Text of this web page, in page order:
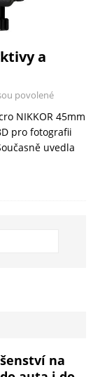
a
povolené
NIKKOR 45mm
pro fotografii
uvedla
na